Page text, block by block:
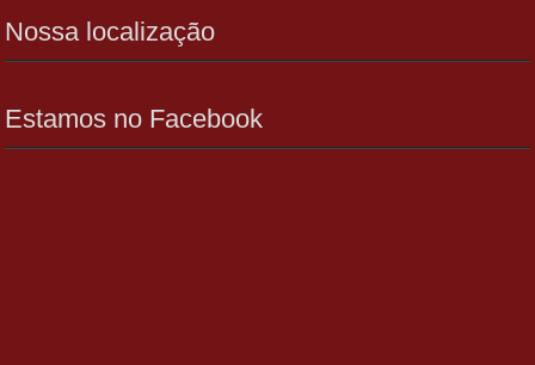
Nossa localização
Estamos no Facebook